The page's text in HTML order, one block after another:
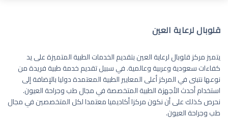
قلوبال لرعاية العين
يتميز مركز قلوبال لرعاية العين بتقديم الخدمات الطبية المتميزة على يد
كفاءات سعودية وعربية وعالمية. في سبيل تقديم خدمة طبية فريدة من
نوعها نتبنى في المركز أعلى المعايير الطبية المعتمدة دوليا بالإضافة إلى
استخدام أحدث الأجهزة الطبية المتخصصة في مجال طب وجراحة العيون.
نحرص كذلك على أن نكون مركزا أكاديميا معتمدا لكل المتخصصين في مجال
طب وجراحة العيون.